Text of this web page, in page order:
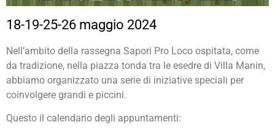
18-19-25-26 maggio 2024
Nell’ambito della rassegna Sapori Pro Loco ospitata, come
da tradizione, nella piazza tonda tra le esedre di Villa Manin,
abbiamo organizzato una serie di iniziative speciali per
coinvolgere grandi e piccini.
Questo il calendario degli appuntamenti: